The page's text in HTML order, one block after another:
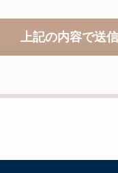
について
象個人情報の利用目的の
メールアドレスなど、お
上記の内容で送